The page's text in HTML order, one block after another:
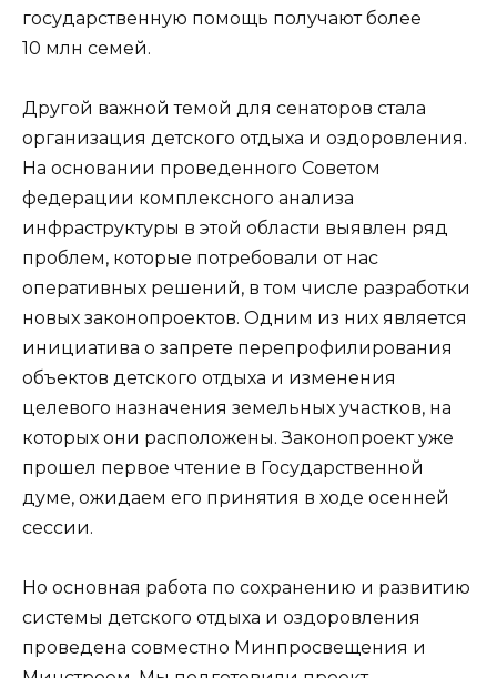
государственную помощь получают более
10 млн семей.
Другой важной темой для сенаторов стала
организация детского отдыха и оздоровления.
На основании проведенного Советом
федерации комплексного анализа
инфраструктуры в этой области выявлен ряд
проблем, которые потребовали от нас
оперативных решений, в том числе разработки
новых законопроектов. Одним из них является
инициатива о запрете перепрофилирования
объектов детского отдыха и изменения
целевого назначения земельных участков, на
которых они расположены. Законопроект уже
прошел первое чтение в Государственной
думе, ожидаем его принятия в ходе осенней
сессии.
Но основная работа по сохранению и развитию
системы детского отдыха и оздоровления
проведена совместно Минпросвещения и